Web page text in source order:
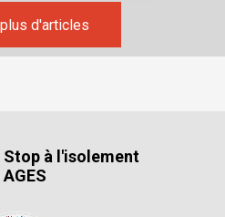
d'articles
Stop à l'isolement
AGES